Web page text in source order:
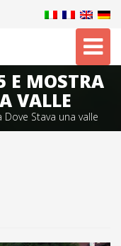
E MOSTRA
VALLE
Stava una valle